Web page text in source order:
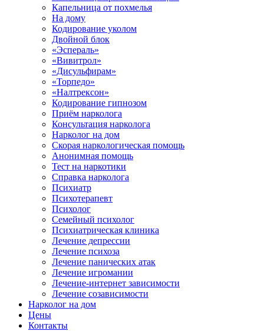
Капельница от похмелья
На дому
Кодирование уколом
Двойной блок
«Эспераль»
«Вивитрол»
«Дисульфирам»
«Торпедо»
«Налтрексон»
Кодирование гипнозом
Приём нарколога
Консультация нарколога
Нарколог на дом
Скорая наркологическая помощь
Анонимная помощь
Тест на наркотики
Справка нарколога
Психиатр
Психотерапевт
Психолог
Семейный психолог
Психиатрическая клиника
Лечение депрессии
Лечение психоза
Лечение панических атак
Лечение игромании
Лечение-интернет зависимости
Лечение созависимости
Нарколог на дом
Цены
Контакты